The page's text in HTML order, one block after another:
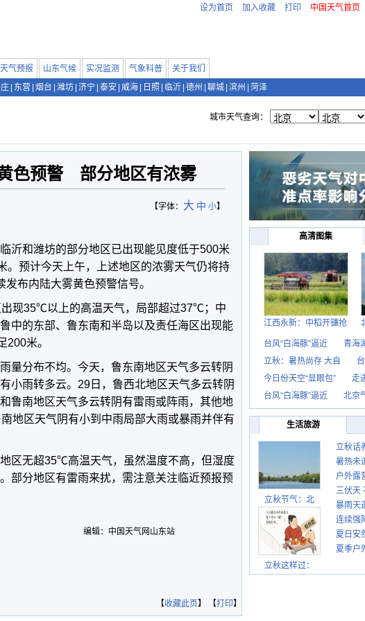
设为首页 加入收藏 打印 中国天气首页
天气预报 山东气候 实况监测 气象科普
关于我们
东营 烟台 潍坊 济宁 泰安 威海 日照 临沂 德州 聊城 滨州 菏泽
城市天气查询：
色预警 部分地区有浓雾
【字体： 大 中 小】
沂和潍坊的部分地区已出现能见度低于500米
。预计今天上午，上述地区的浓雾天气仍将持
布内陆大雾黄色预警信号。
出现35℃以上的高温天气，局部超过37℃；中
中的东部、鲁东南和半岛以及责任海区出现能
200米。
量分布不均。 今天，鲁东南地区天气多云转阴
小雨转多云。 29日，鲁西北地区天气多云转阴
鲁南地区天气多云转阴有雷雨或阵雨，其他地
地区天气阴有小到中雨局部大雨或暴雨并伴有
区无超35℃高温天气，虽然温度不高，但湿度
部分地区有雷雨来扰，需注意关注临近预报预
编辑：中国天气网山东站
【收藏此页】 【打印】
高清图集
江西永新：中稻开镰抢
台风“白海豚”逼近
青海
立秋：暑热尚存 大自
今日份天空“显眼包”
走
台风“白海豚”逼近
北京
生活旅游
立秋节气：北
立秋这样过：
立秋话
先清暑
暑热未
肩颈不
户外露
攻略请
三伏天
请收好
暴雨天
示请收
连续强
这些前
夏日安
贴士
夏季户